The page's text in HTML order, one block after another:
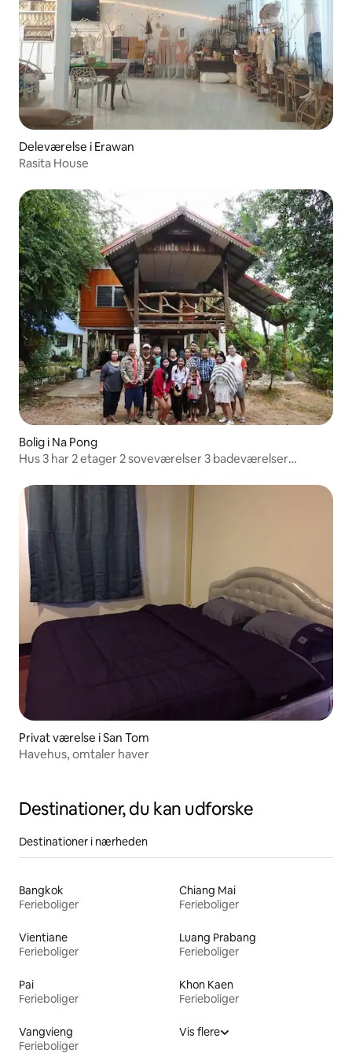
Deleværelse i Erawan
Rasita House
Bolig i Na Pong
Hus 3 har 2 etager 2 soveværelser 3 badeværelser
Privat værelse i San Tom
Havehus, omtaler haver
Destinationer, du kan udforske
Destinationer i nærheden
Bangkok
Ferieboliger
Chiang Mai
Ferieboliger
Vientiane
Ferieboliger
Luang Prabang
Ferieboliger
Pai
Ferieboliger
Khon Kaen
Ferieboliger
Vangvieng
Ferieboliger
Vis flere